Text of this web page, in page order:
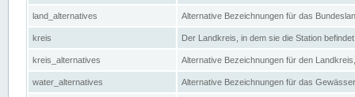
land_alternatives Alternative Bezeichnungen für das
kreis Der Landkreis, in dem sie die Station befindet
kreis_alternatives Alternative Bezeichnungen für den
water_alternatives Alternative Bezeichnungen für das